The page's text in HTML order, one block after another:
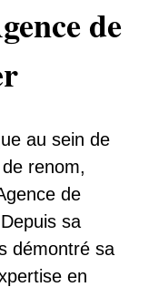
de
au sein de
renom,
de
sa
démontré sa
en